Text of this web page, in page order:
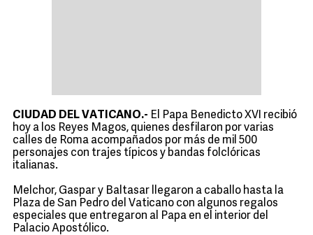
CIUDAD DEL VATICANO.- El Papa Benedicto XVI recibió
hoy a los Reyes Magos, quienes desfilaron por varias
calles de Roma acompañados por más de mil 500
personajes con trajes típicos y bandas folclóricas
italianas.
Melchor, Gaspar y Baltasar llegaron a caballo hasta la
Plaza de San Pedro del Vaticano con algunos regalos
especiales que entregaron al Papa en el interior del
Palacio Apostólico.